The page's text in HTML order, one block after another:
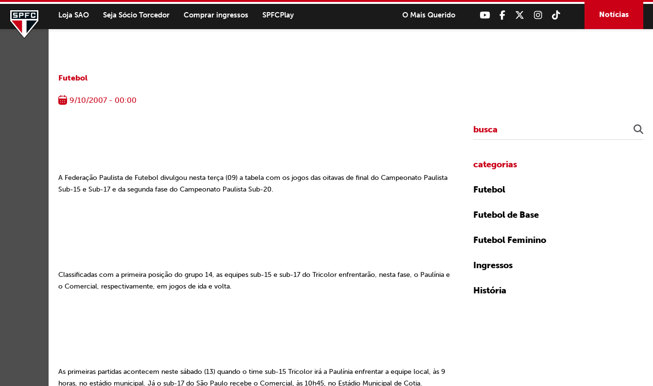
Loja SAO Seja Sócio Torcedor Comprar ingressos SPFCPlay O Mais Querido Notícias
Futebol
9/10/2007 - 00:00
A Federação Paulista de Futebol divulgou nesta terça (09) a tabela com os jogos das oitavas de final do Campeonato Paulista
Sub-15 e Sub-17 e da segunda fase do Campeonato Paulista Sub-20.
Classificadas com a primeira posição do grupo 14, as equipes sub-15 e sub-17 do Tricolor enfrentarão, nesta fase, o Paulínia e
o Comercial, respectivamente, em jogos de ida e volta.
As primeiras partidas acontecem neste sábado (13) quando o time sub-15 Tricolor irá a Paulínia enfrentar a equipe local, às 9
horas, no estádio municipal. Já o sub-17 do São Paulo recebe o Comercial, às 10h45, no Estádio Municipal de Cotia.
categorias
Futebol
Futebol de Base
Futebol Feminino
Ingressos
História